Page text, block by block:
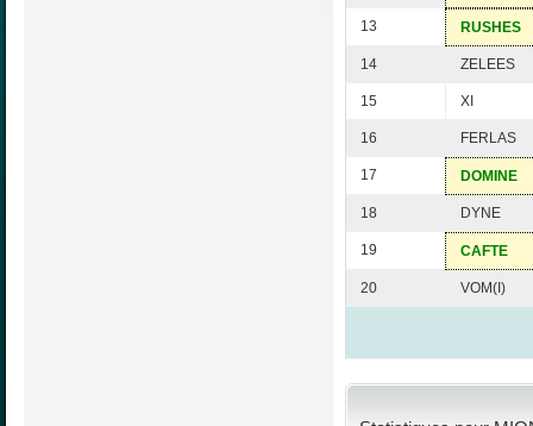
13 RUSHES
14 ZELEES
15 XI
16 FERLAS
17 DOMINE
18 DYNE
19 CAFTE
20 VOM(I)